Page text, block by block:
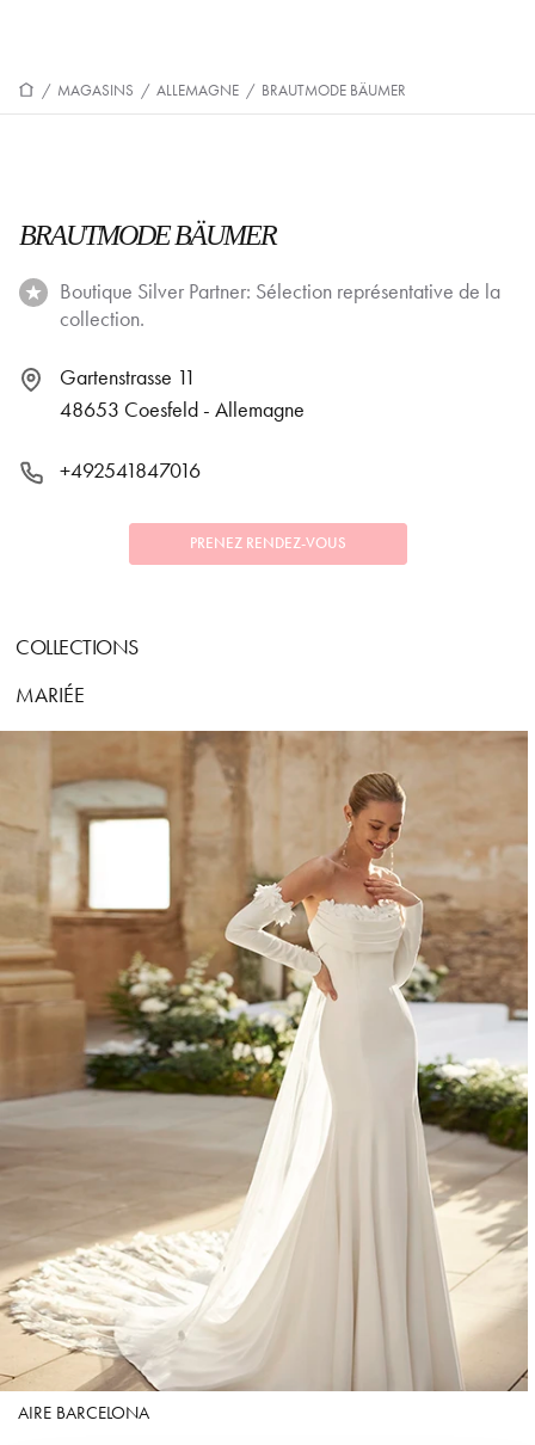
/ MAGASINS / ALLEMAGNE / BRAUTMODE BÄUMER
BRAUTMODE BÄUMER
Boutique Silver Partner: Sélection représentative de la
collection.
Gartenstrasse 11
48653 Coesfeld - Allemagne
+492541847016
PRENEZ RENDEZ-VOUS
COLLECTIONS
MARIÉE
AIRE BARCELONA